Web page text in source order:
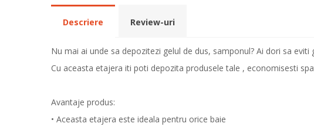
Descriere Review-uri
Nu mai ai unde sa depozitezi gelul de dus, samponul? Ai dori sa
Cu aceasta etajera iti poti depozita produsele tale , economisesti
Avantaje produs:
• Aceasta etajera este ideala pentru orice baie